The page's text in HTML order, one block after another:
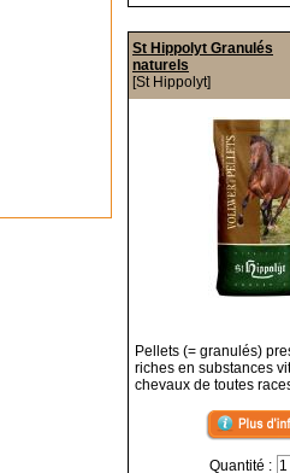
St Hippolyt Granulés
naturels
[St Hippolyt]
Pellets (= granulés)
riches en substances
chevaux de toutes
Quantité :